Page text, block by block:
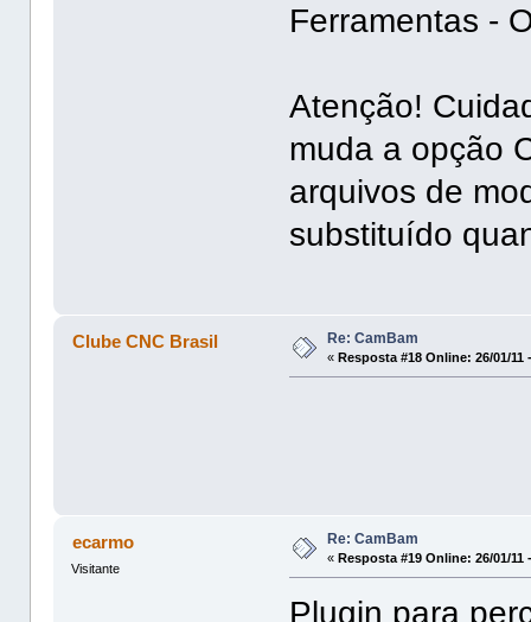
Ferramentas -
Atenção!
muda a opção
arquivos de
substituído
Clube CNC Brasil Re: CamBam
«Resposta #18 Online: 26/01/11
ecarmo
Visitante
Re: CamBam
« Resposta #19 Online: 26/01/11
Plugin para